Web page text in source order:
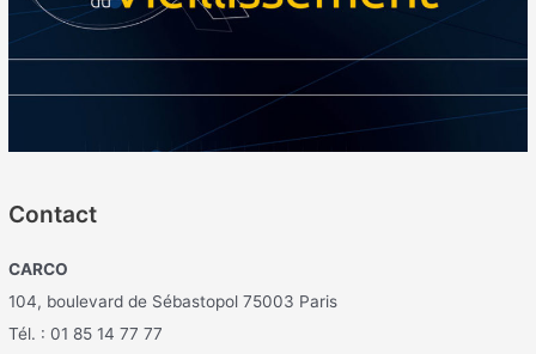
Contact
CARCO
104, boulevard de Sébastopol 75003 Paris
Tél. : 01 85 14 77 77